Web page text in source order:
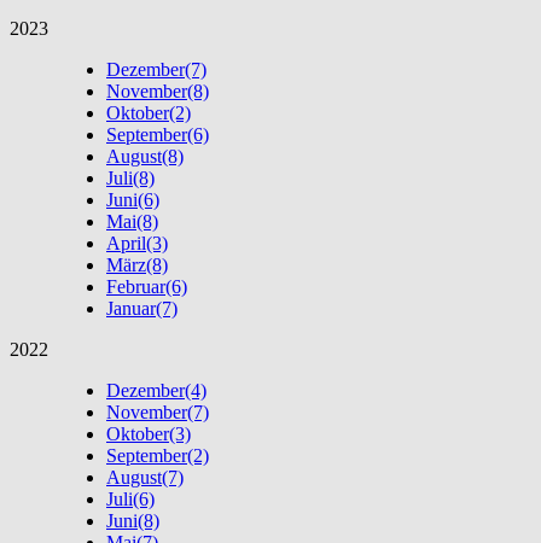
2023
Dezember(7)
November(8)
Oktober(2)
September(6)
August(8)
Juli(8)
Juni(6)
Mai(8)
April(3)
März(8)
Februar(6)
Januar(7)
2022
Dezember(4)
November(7)
Oktober(3)
September(2)
August(7)
Juli(6)
Juni(8)